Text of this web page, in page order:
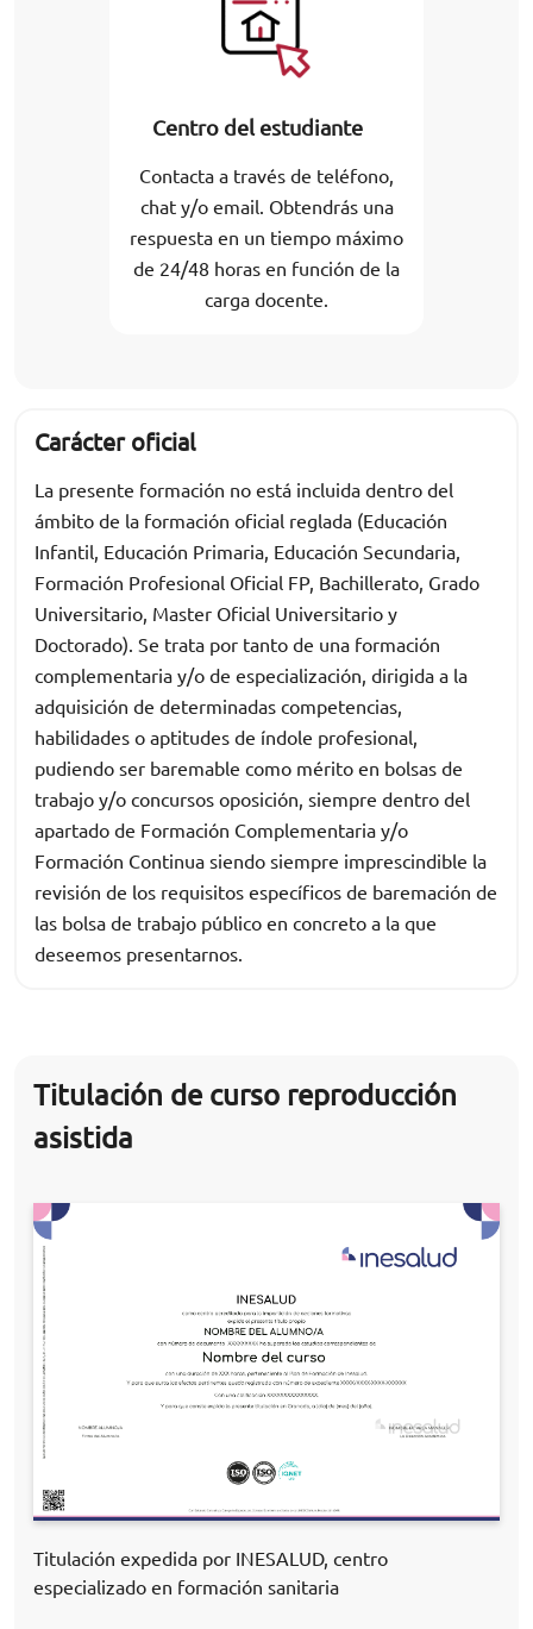
Centro del estudiante
Contacta a través de teléfono,
chat y/o email. Obtendrás una
respuesta en un tiempo máximo
de 24/48 horas en función de la
carga docente.
Carácter oficial
La presente formación no está incluida dentro del
ámbito de la formación oficial reglada (Educación
Infantil, Educación Primaria, Educación Secundaria,
Formación Profesional Oficial FP, Bachillerato, Grado
Universitario, Master Oficial Universitario y
Doctorado). Se trata por tanto de una formación
complementaria y/o de especialización, dirigida a la
adquisición de determinadas competencias,
habilidades o aptitudes de índole profesional,
pudiendo ser baremable como mérito en bolsas de
trabajo y/o concursos oposición, siempre dentro del
apartado de Formación Complementaria y/o
Formación Continua siendo siempre imprescindible la
revisión de los requisitos específicos de baremación de
las bolsa de trabajo público en concreto a la que
deseemos presentarnos.
Titulación de curso reproducción
asistida
Titulación expedida por INESALUD, centro
especializado en formación sanitaria